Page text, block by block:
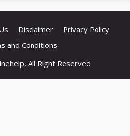
Disclaimer
Privacy Policy
and Conditions
All Right Reserved